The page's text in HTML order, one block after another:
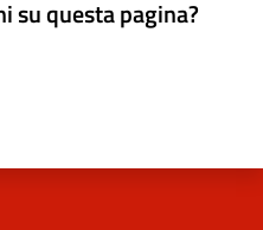
su questa pagina?